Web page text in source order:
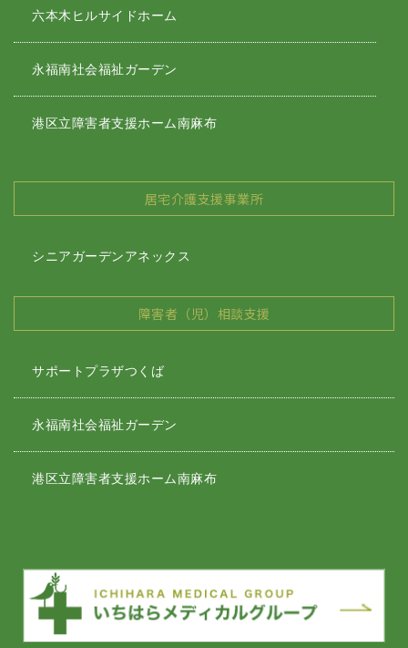
六本木ヒルサイドホーム
永福南社会福祉ガーデン
港区立障害者支援ホーム南麻布
居宅介護支援事業所
シニアガーデンアネックス
障害者（児）相談支援
サポートプラザつくば
永福南社会福祉ガーデン
港区立障害者支援ホーム南麻布